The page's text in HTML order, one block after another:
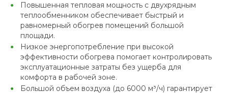
Повышенная тепловая мощность с двухрядным
теплообменником обеспечивает быстрый и
равномерный обогрев помещений большой
площади.
Низкое энергопотребление при высокой
эффективности обогрева помогает контролировать
эксплуатационные затраты без ущерба для
комфорта в рабочей зоне.
Большой объем воздуха (до 6000 м³/ч) гарантирует